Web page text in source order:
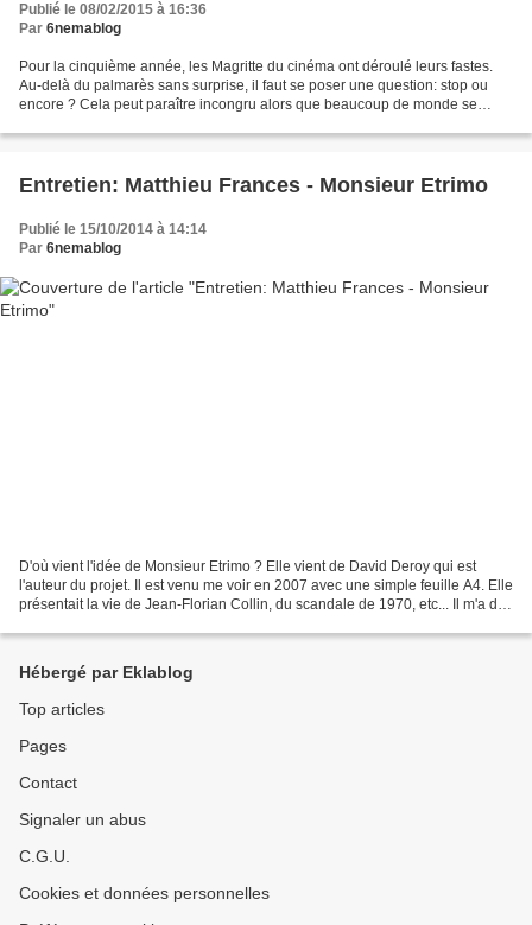
Publié le 08/02/2015 à 16:36
Par 6nemablog
Pour la cinquième année, les Magritte du cinéma ont déroulé leurs fastes.
Au-delà du palmarès sans surprise, il faut se poser une question: stop ou
encore ? Cela peut paraître incongru alors que beaucoup de monde se
Entretien: Matthieu Frances - Monsieur Etrimo
Publié le 15/10/2014 à 14:14
Par 6nemablog
D'où vient l'idée de Monsieur Etrimo ? Elle vient de David Deroy qui est
l'auteur du projet. Il est venu me voir en 2007 avec une simple feuille A4. Elle
présentait la vie de Jean-Florian Collin, du scandale de 1970, etc... Il m'a dit:
Hébergé par Eklablog
Top articles
Pages
Contact
Signaler un abus
C.G.U.
Cookies et données personnelles